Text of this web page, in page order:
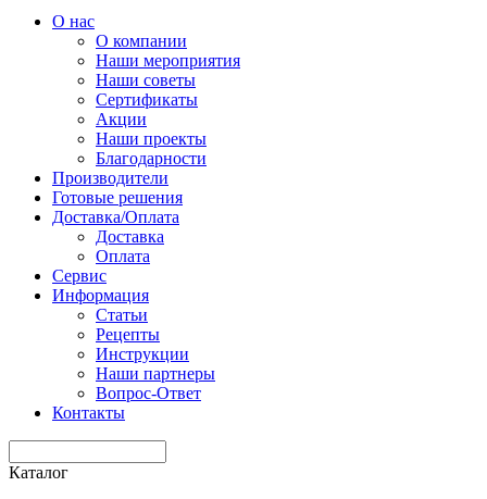
О нас
О компании
Наши мероприятия
Наши советы
Сертификаты
Акции
Наши проекты
Благодарности
Производители
Готовые решения
Доставка/Оплата
Доставка
Оплата
Сервис
Информация
Статьи
Рецепты
Инструкции
Наши партнеры
Вопрос-Ответ
Контакты
Каталог